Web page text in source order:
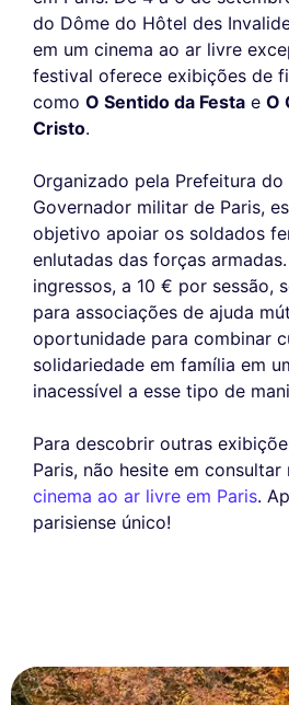
do Dôme do Hôtel des
em um cinema ao ar livre
festival oferece exibições de
como O Sentido da Festa e O
Cristo.
Organizado pela Prefeitura do
Governador militar de Paris,
objetivo apoiar os soldados
enlutadas das forças
ingressos, a 10 € por sessão,
para associações de ajuda
oportunidade para combinar
solidariedade em família em
inacessível a esse tipo de
Para descobrir outras
Paris, não hesite em
cinema ao ar livre em Paris.
parisiense único!